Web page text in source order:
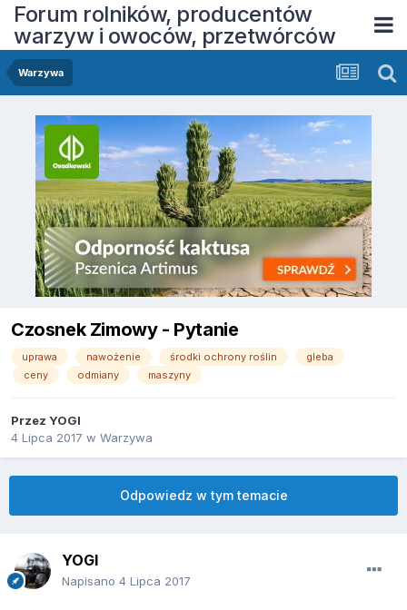
Forum rolników, producentów
warzyw i owoców, przetwórców
Warzywa
Czosnek Zimowy - Pytanie
uprawa nawożenie środki ochrony roślin
gleba
ceny
odmiany maszyny
Przez YOGI
4 Lipca 2017 w Warzywa
Odpowiedz w tym temacie
YOGI
Napisano 4 Lipca 2017